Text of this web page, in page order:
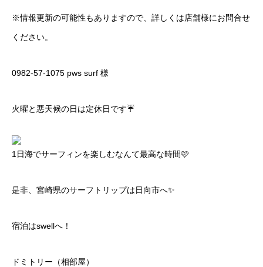
※情報更新の可能性もありますので、詳しくは店舗様にお問合せ
ください。
0982-57-1075 pws surf 様
火曜と悪天候の日は定休日です☔️
1日海でサーフィンを楽しむなんて最高な時間🩷
是非、宮崎県のサーフトリップは日向市へ✨
宿泊はswellへ！
ドミトリー（相部屋）